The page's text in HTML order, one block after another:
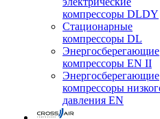
компрессоры DLDY
Стационарные
компрессоры DL
Энергосберегающие
компрессоры EN II
Энергосберегающие
компрессоры
давления EN